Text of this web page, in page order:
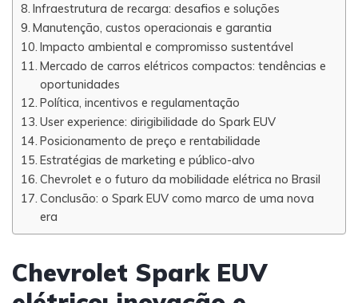
Infraestrutura de recarga: desafios e soluções
Manutenção, custos operacionais e garantia
Impacto ambiental e compromisso sustentável
Mercado de carros elétricos compactos: tendências e
oportunidades
Política, incentivos e regulamentação
User experience: dirigibilidade do Spark EUV
Posicionamento de preço e rentabilidade
Estratégias de marketing e público-alvo
Chevrolet e o futuro da mobilidade elétrica no Brasil
Conclusão: o Spark EUV como marco de uma nova
era
Chevrolet Spark EUV